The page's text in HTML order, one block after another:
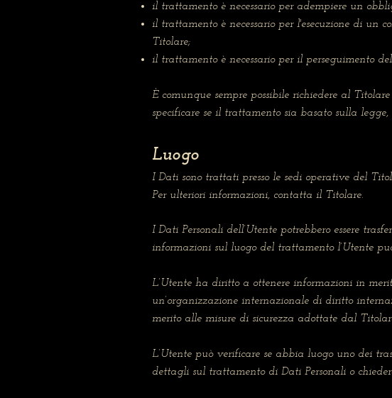
il trattamento è necessario per adempiere un
il trattamento è necessario per l'esecuzione di un
Titolare;
il trattamento è necessario per il perseguimento
È comunque sempre possibile richiedere al
specificare se il trattamento sia basato sulla
Luogo
I Dati sono trattati presso le sedi operative del
Per ulteriori informazioni, contatta il Titolare.
I Dati Personali dell’Utente potrebbero essere
informazioni sul luogo del trattamento l’Utente
L’Utente ha diritto a ottenere informazioni in
un’organizzazione internazionale di diritto
merito alle misure di sicurezza adottate dal
L’Utente può verificare se abbia luogo uno dei
dettagli sul trattamento di Dati Personali o